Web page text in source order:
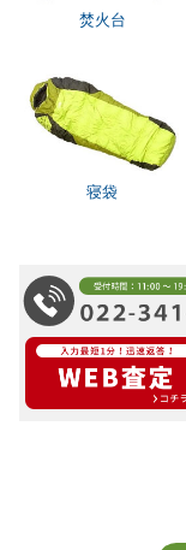
焚火台
寝袋